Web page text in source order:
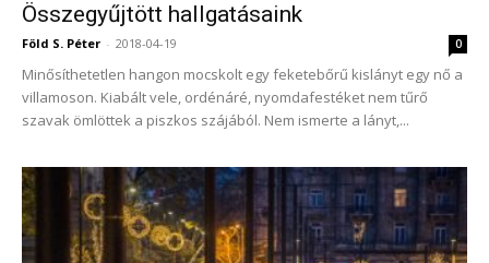
Összegyűjtött hallgatásaink
Föld S. Péter - 2018-04-19 0
Minősíthetetlen hangon mocskolt egy feketebőrű kislányt egy nő a
villamoson. Kiabált vele, ordénáré, nyomdafestéket nem tűrő
szavak ömlöttek a piszkos szájából. Nem ismerte a lányt,...